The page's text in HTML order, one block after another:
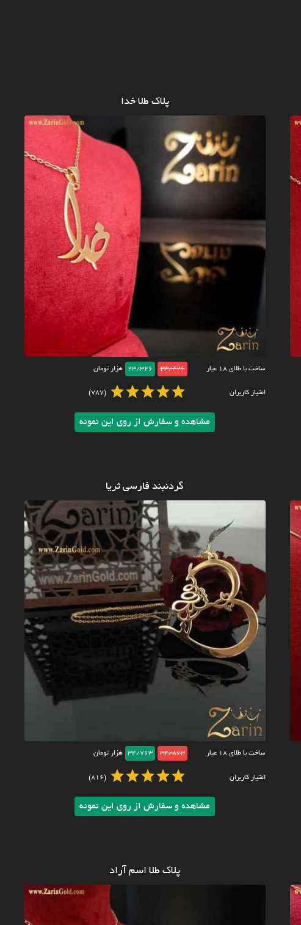
پلاک طلا خدا
ساخت با طلای ۱۸ عیار 23/426
23/326 هزار تومان
امتیاز کاربران (787)
مشاهده و سفارش از روی این نمونه
گردنبند فارسی ثریا
ساخت با طلای ۱۸ عیار 34/863
34/763 هزار تومان
امتیاز کاربران (816)
مشاهده و سفارش از روی این نمونه
پلاک طلا اسم آراد